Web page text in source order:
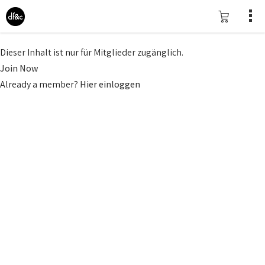
Dieser Inhalt ist nur für Mitglieder zugänglich.
Join Now
Already a member? Hier einloggen